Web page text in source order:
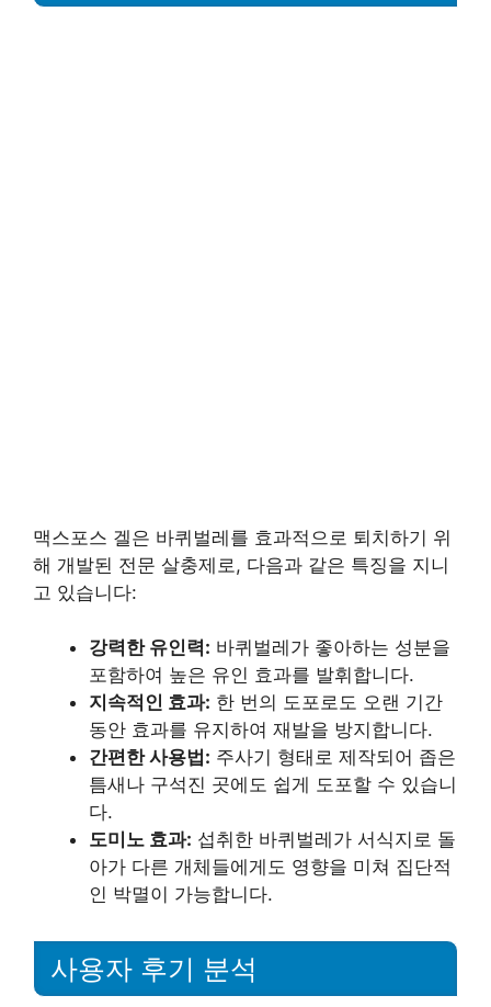
맥스포스 겔은 바퀴벌레를 효과적으로 퇴치하기 위
해 개발된 전문 살충제로, 다음과 같은 특징을 지니
고 있습니다:
강력한 유인력: 바퀴벌레가 좋아하는 성분을
포함하여 높은 유인 효과를 발휘합니다.
지속적인 효과: 한 번의 도포로도 오랜 기간
동안 효과를 유지하여 재발을 방지합니다.
간편한 사용법: 주사기 형태로 제작되어 좁은
틈새나 구석진 곳에도 쉽게 도포할 수 있습니
다.
도미노 효과: 섭취한 바퀴벌레가 서식지로 돌
아가 다른 개체들에게도 영향을 미쳐 집단적
인 박멸이 가능합니다.
사용자 후기 분석